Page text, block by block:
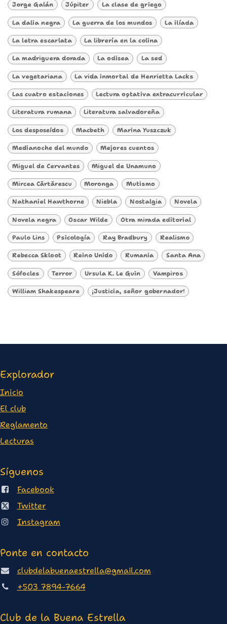
Jorge Galán Júpiter La clase de griego
La dalia negra La guerra de los mundos La ilíada
La letra escarlata La librería en la colina
La madriguera dorada La odisea La sed
La vegetariana La vida inmortal de Henrietta Lacks
Las cuatro estaciones Lectura optativa extracurricular
Literatura rumana Literatura salvadoreña
Los desposeídos Macbeth Marina Yuszczuk
Medianoche del mundo Mejores cuentos
Miguel de Cervantes Miguel de Unamuno
Mircea Cărtărescu Moronga Mutismo
Nathaniel Hawthorne Niebla Nostalgia Novela
Novela negra Oscar Wilde Otra mirada editorial
Paulo Lins Psicología Ray Bradbury Realismo
Rebecca Skloot Reino Unido Rumania Santa Ana
Sófocles Terror Ursula K. Le Guin Vampiros
William Shakespeare ¡Justicia, señor gobernador!
Explorador
Inicio
El club
Reglamento
Lecturas
Síguenos
Facebook
Twitter
Instagram
Ponte en contacto
clubdelabuenaestrella@gmail.com
+503 7894-7664
Club de la Buena Estrella